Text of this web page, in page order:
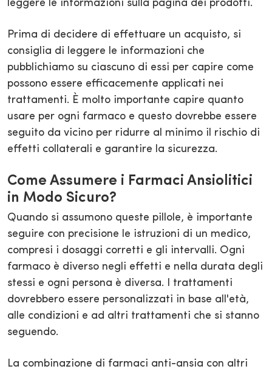
leggere le informazioni sulla pagina dei prodotti.
Prima di decidere di effettuare un acquisto, si
consiglia di leggere le informazioni che
pubblichiamo su ciascuno di essi per capire come
possono essere efficacemente applicati nei
trattamenti. È molto importante capire quanto
usare per ogni farmaco e questo dovrebbe essere
seguito da vicino per ridurre al minimo il rischio di
effetti collaterali e garantire la sicurezza.
Come Assumere i Farmaci Ansiolitici
in Modo Sicuro?
Quando si assumono queste pillole, è importante
seguire con precisione le istruzioni di un medico,
compresi i dosaggi corretti e gli intervalli. Ogni
farmaco è diverso negli effetti e nella durata degli
stessi e ogni persona è diversa. I trattamenti
dovrebbero essere personalizzati in base all'età,
alle condizioni e ad altri trattamenti che si stanno
seguendo.
La combinazione di farmaci anti-ansia con altri